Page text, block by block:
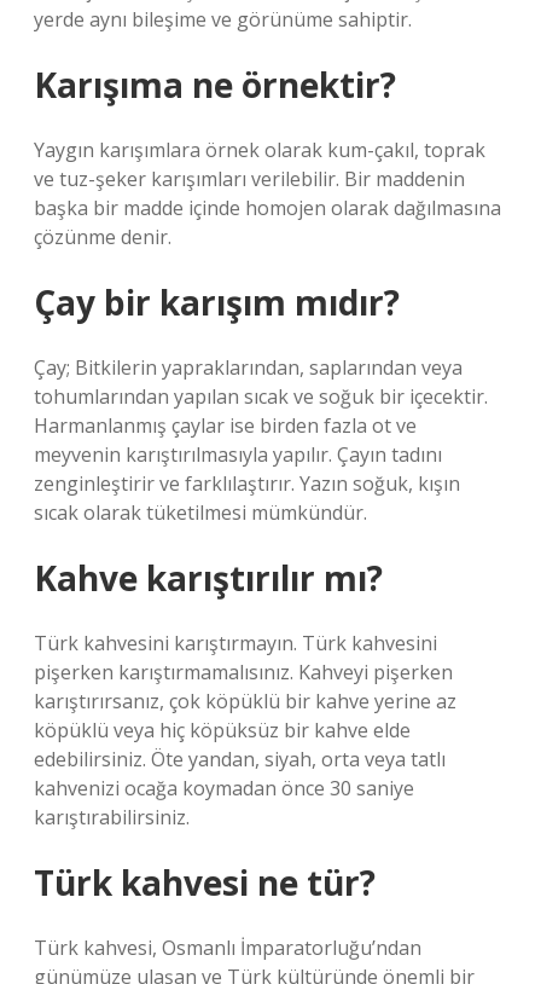
yerde aynı bileşime ve görünüme sahiptir.
Karışıma ne örnektir?
Yaygın karışımlara örnek olarak kum-çakıl, toprak
ve tuz-şeker karışımları verilebilir. Bir maddenin
başka bir madde içinde homojen olarak dağılmasına
çözünme denir.
Çay bir karışım mıdır?
Çay; Bitkilerin yapraklarından, saplarından veya
tohumlarından yapılan sıcak ve soğuk bir içecektir.
Harmanlanmış çaylar ise birden fazla ot ve
meyvenin karıştırılmasıyla yapılır. Çayın tadını
zenginleştirir ve farklılaştırır. Yazın soğuk, kışın
sıcak olarak tüketilmesi mümkündür.
Kahve karıştırılır mı?
Türk kahvesini karıştırmayın. Türk kahvesini
pişerken karıştırmamalısınız. Kahveyi pişerken
karıştırırsanız, çok köpüklü bir kahve yerine az
köpüklü veya hiç köpüksüz bir kahve elde
edebilirsiniz. Öte yandan, siyah, orta veya tatlı
kahvenizi ocağa koymadan önce 30 saniye
karıştırabilirsiniz.
Türk kahvesi ne tür?
Türk kahvesi, Osmanlı İmparatorluğu’ndan
günümüze ulaşan ve Türk kültüründe önemli bir